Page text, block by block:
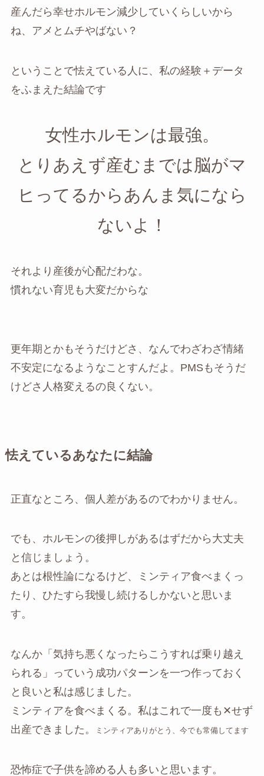
産んだら幸せホルモン減少していくらしいから
ね、アメとムチやばない？
ということで怯えている人に、私の経験＋データ
をふまえた結論です
女性ホルモンは最強。
とりあえず産むまでは脳がマ
ヒってるからあんま気になら
ないよ！
それより産後が心配だわな。
慣れない育児も大変だからな
更年期とかもそうだけどさ、なんでわざわざ情緒
不安定になるようなことすんだよ。PMSもそうだ
けどさ人格変えるの良くない。
怯えているあなたに結論
正直なところ、個人差があるのでわかりません。
でも、ホルモンの後押しがあるはずだから大丈夫
と信じましょう。
あとは根性論になるけど、ミンティア食べまくっ
たり、ひたすら我慢し続けるしかないと思いま
す。
なんか「気持ち悪くなったらこうすれば乗り越え
られる」っていう成功パターンを一つ作っておく
と良いと私は感じました。
ミンティアを食べまくる。私はこれで一度も✕せず
出産できました。
ミンティアありがとう、今でも常備してます
恐怖症で子供を諦める人も多いと思います。